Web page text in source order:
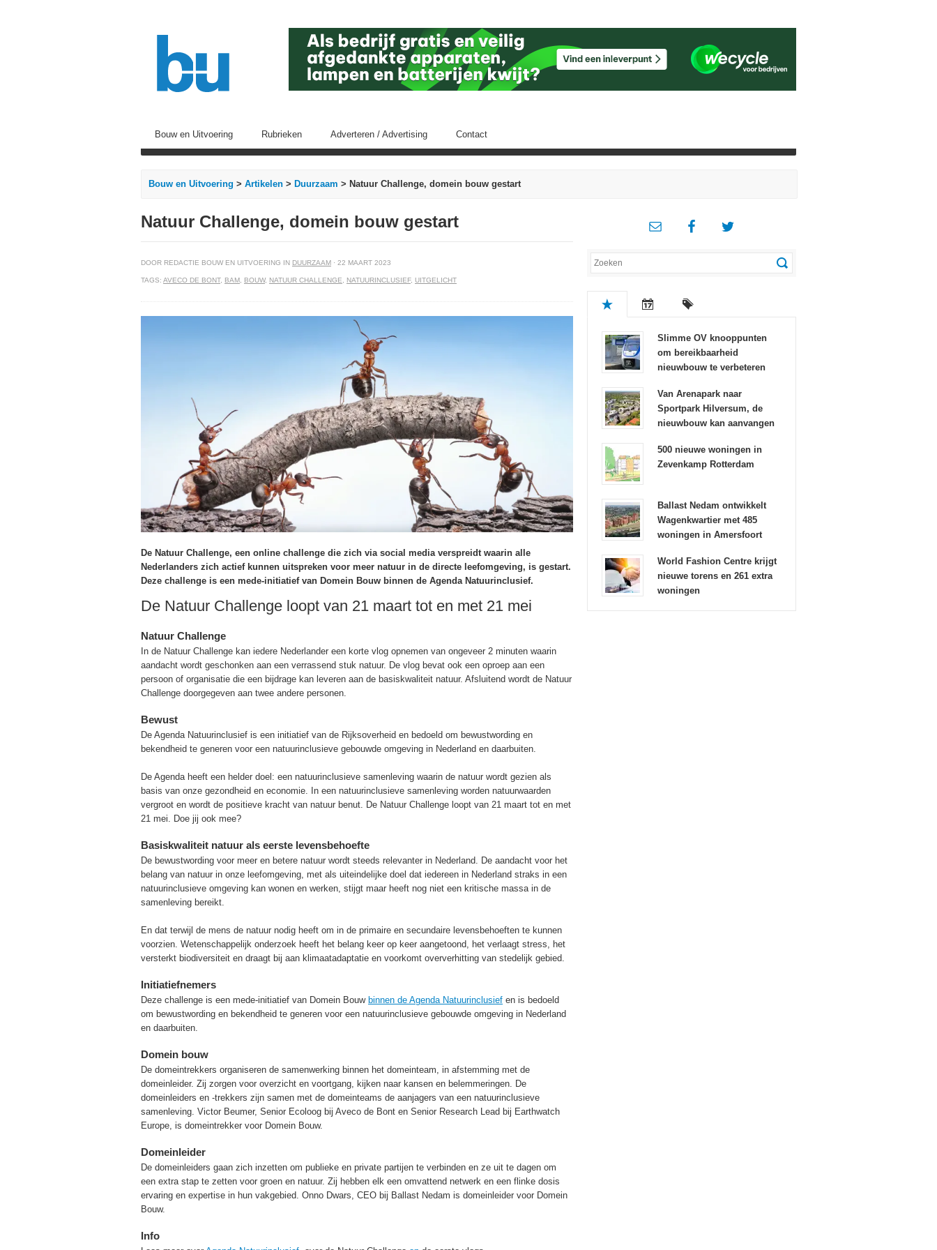
Bouw en Uitvoering Rubrieken Adverteren / Advertising Contact
Bouw en Uitvoering > Artikelen > Duurzaam > Natuur Challenge, domein bouw gestart
Natuur Challenge, domein bouw gestart
DOOR REDACTIE BOUW EN UITVOERING IN DUURZAAM · 22 MAART 2023
TAGS: AVECO DE BONT, BAM BOUW, NATUUR CHALLENGE NATUURINCLUSIEF, UITGELICHT
De Natuur Challenge, een online challenge die zich via social media verspreidt waarin alle
Nederlanders zich actief kunnen uitspreken voor meer natuur in de directe leefomgeving, is gestart.
Deze challenge is een mede-initiatief van Domein Bouw binnen de Agenda Natuurinclusief.
De Natuur Challenge loopt van 21 maart tot en met 21 mei
Natuur Challenge
In de Natuur Challenge kan iedere Nederlander een korte vlog opnemen van ongeveer 2 minuten waarin
aandacht wordt geschonken aan een verrassend stuk natuur. De vlog bevat ook een oproep aan een
persoon of organisatie die een bijdrage kan leveren aan de basiskwaliteit natuur. Afsluitend wordt de Natuur
Challenge doorgegeven aan twee andere personen.
Bewust
De Agenda Natuurinclusief is een initiatief van de Rijksoverheid en bedoeld om bewustwording en
bekendheid te generen voor een natuurinclusieve gebouwde omgeving in Nederland en daarbuiten.
De Agenda heeft een helder doel: een natuurinclusieve samenleving waarin de natuur wordt gezien als
basis van onze gezondheid en economie. In een natuurinclusieve samenleving worden natuurwaarden
vergroot en wordt de positieve kracht van natuur benut. De Natuur Challenge loopt van 21 maart tot en met
21 mei. Doe jij ook mee?
Basiskwaliteit natuur als eerste levensbehoefte
De bewustwording voor meer en betere natuur wordt steeds relevanter in Nederland. De aandacht voor het
belang van natuur in onze leefomgeving, met als uiteindelijke doel dat iedereen in Nederland straks in een
natuurinclusieve omgeving kan wonen en werken, stijgt maar heeft nog niet een kritische massa in de
samenleving bereikt.
En dat terwijl de mens de natuur nodig heeft om in de primaire en secundaire levensbehoeften te kunnen
voorzien. Wetenschappelijk onderzoek heeft het belang keer op keer aangetoond, het verlaagt stress, het
versterkt biodiversiteit en draagt bij aan klimaatadaptatie en voorkomt oververhitting van stedelijk gebied.
Initiatiefnemers
Deze challenge is een mede-initiatief van Domein Bouw binnen de Agenda Natuurinclusief en is bedoeld
om bewustwording en bekendheid te generen voor een natuurinclusieve gebouwde omgeving in Nederland
en daarbuiten.
Domein bouw
De domeintrekkers organiseren de samenwerking binnen het domeinteam, in afstemming met de
domeinleider. Zij zorgen voor overzicht en voortgang, kijken naar kansen en belemmeringen. De
domeinleiders en -trekkers zijn samen met de domeinteams de aanjagers van een natuurinclusieve
samenleving. Victor Beumer, Senior Ecoloog bij Aveco de Bont en Senior Research Lead bij Earthwatch
Europe, is domeintrekker voor Domein Bouw.
Domeinleider
De domeinleiders gaan zich inzetten om publieke en private partijen te verbinden en ze uit te dagen om
een extra stap te zetten voor groen en natuur. Zij hebben elk een omvattend netwerk en een flinke dosis
ervaring en expertise in hun vakgebied. Onno Dwars, CEO bij Ballast Nedam is domeinleider voor Domein
Bouw.
Info
Slimme OV knooppunten
om bereikbaarheid
nieuwbouw te verbeteren
Van Arenapark naar
Sportpark Hilversum, de
nieuwbouw kan aanvangen
500 nieuwe woningen in
Zevenkamp Rotterdam
Ballast Nedam ontwikkelt
Wagenkwartier met 485
woningen in Amersfoort
World Fashion Centre krijgt
nieuwe torens en 261 extra
woningen